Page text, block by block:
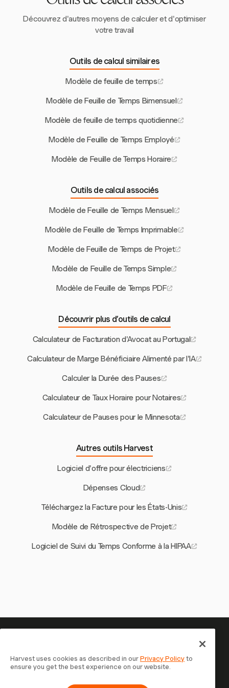
Découvrez d'autres moyens de calculer et d'optimiser
votre travail
Outils de calcul similaires
Modèle de feuille de temps
Modèle de Feuille de Temps Bimensuel
Modèle de feuille de temps quotidienne
Modèle de Feuille de Temps Employé
Modèle de Feuille de Temps Horaire
Outils de calcul associés
Modèle de Feuille de Temps Mensuel
Modèle de Feuille de Temps Imprimable
Modèle de Feuille de Temps de Projet
Modèle de Feuille de Temps Simple
Modèle de Feuille de Temps PDF
Découvrir plus d’outils de calcul
Calculateur de Facturation d'Avocat au Portugal
Calculateur de Marge Bénéficiaire Alimenté par l'IA
Calculer la Durée des Pauses
Calculateur de Taux Horaire pour Notaires
Calculateur de Pauses pour le Minnesota
Autres outils Harvest
Logiciel d'offre pour électriciens
Dépenses Cloud
Téléchargez la Facture pour les États-Unis
Modèle de Rétrospective de Projet
Logiciel de Suivi du Temps Conforme à la HIPAA
Votre temps mérite d'être suivi
— commencez maintenant
Rejoignez plus de 70 000 entreprises qui suivent leur
temps, facturent leurs clients et sont payées plus
Harvest uses cookies as described in ourPrivacy Policyto
ensure you get the best experience on our website.